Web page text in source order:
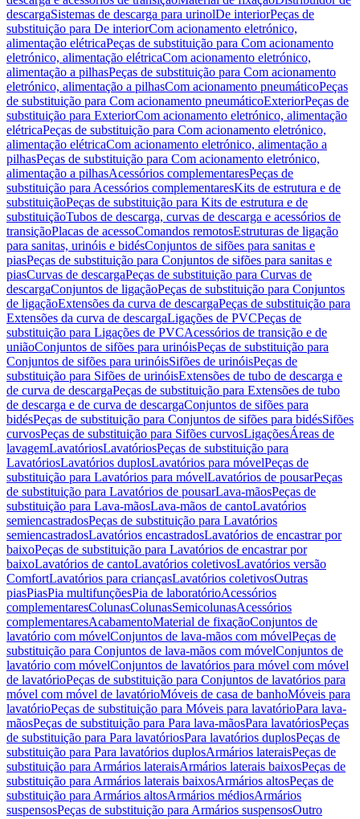
descargaSistemas de descarga para urinolDe interiorPeças de
substituição para De interiorCom acionamento eletrónico,
alimentação elétricaPeças de substituição para Com acionamento
eletrónico, alimentação elétricaCom acionamento eletrónico,
alimentação a pilhasPeças de substituição para Com acionamento
eletrónico, alimentação a pilhasCom acionamento pneumáticoPeças
de substituição para Com acionamento pneumáticoExteriorPeças de
substituição para ExteriorCom acionamento eletrónico, alimentação
elétricaPeças de substituição para Com acionamento eletrónico,
alimentação elétricaCom acionamento eletrónico, alimentação a
pilhasPeças de substituição para Com acionamento eletrónico,
alimentação a pilhasAcessórios complementaresPeças de
substituição para Acessórios complementaresKits de estrutura e de
substituiçãoPeças de substituição para Kits de estrutura e de
substituiçãoTubos de descarga, curvas de descarga e acessórios de
transiçãoPlacas de acessoComandos remotosEstruturas de ligação
para sanitas, urinóis e bidésConjuntos de sifões para sanitas e
piasPeças de substituição para Conjuntos de sifões para sanitas e
piasCurvas de descargaPeças de substituição para Curvas de
descargaConjuntos de ligaçãoPeças de substituição para Conjuntos
de ligaçãoExtensões da curva de descargaPeças de substituição para
Extensões da curva de descargaLigações de PVCPeças de
substituição para Ligações de PVCAcessórios de transição e de
uniãoConjuntos de sifões para urinóisPeças de substituição para
Conjuntos de sifões para urinóisSifões de urinóisPeças de
substituição para Sifões de urinóisExtensões de tubo de descarga e
de curva de descargaPeças de substituição para Extensões de tubo
de descarga e de curva de descargaConjuntos de sifões para
bidésPeças de substituição para Conjuntos de sifões para bidésSifões
curvosPeças de substituição para Sifões curvosLigaçõesÁreas de
lavagemLavatóriosLavatóriosPeças de substituição para
LavatóriosLavatórios duplosLavatórios para móvelPeças de
substituição para Lavatórios para móvelLavatórios de pousarPeças
de substituição para Lavatórios de pousarLava-mãosPeças de
substituição para Lava-mãosLava-mãos de cantoLavatórios
semiencastradosPeças de substituição para Lavatórios
semiencastradosLavatórios encastradosLavatórios de encastrar por
baixoPeças de substituição para Lavatórios de encastrar por
baixoLavatórios de cantoLavatórios coletivosLavatórios versão
ComfortLavatórios para criançasLavatórios coletivosOutras
piasPiasPia multifunçõesPia de laboratórioAcessórios
complementaresColunasColunasSemicolunasAcessórios
complementaresAcabamentoMaterial de fixaçãoConjuntos de
lavatório com móvelConjuntos de lava-mãos com móvelPeças de
substituição para Conjuntos de lava-mãos com móvelConjuntos de
lavatório com móvelConjuntos de lavatórios para móvel com móvel
de lavatórioPeças de substituição para Conjuntos de lavatórios para
móvel com móvel de lavatórioMóveis de casa de banhoMóveis para
lavatórioPeças de substituição para Móveis para lavatórioPara lava-
mãosPeças de substituição para Para lava-mãosPara lavatóriosPeças
de substituição para Para lavatóriosPara lavatórios duplosPeças de
substituição para Para lavatórios duplosArmários lateraisPeças de
substituição para Armários lateraisArmários laterais baixosPeças de
substituição para Armários laterais baixosArmários altosPeças de
substituição para Armários altosArmários médiosArmários
suspensosPeças de substituição para Armários suspensosOutro